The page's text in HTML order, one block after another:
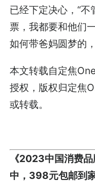
已经下定决心，“
票，我都要和他们
如何带爸妈圆梦的
本文转载自定焦
授权，版权归定焦
或转载。
《2023中国消费
中，398元包邮到